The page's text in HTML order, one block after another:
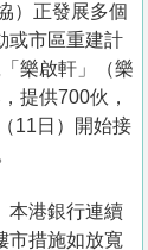
）正發展多個
或市區重建計
樂啟軒」（樂
提供700伙，
11日）開始接
本港銀行連續
市措施如放寬